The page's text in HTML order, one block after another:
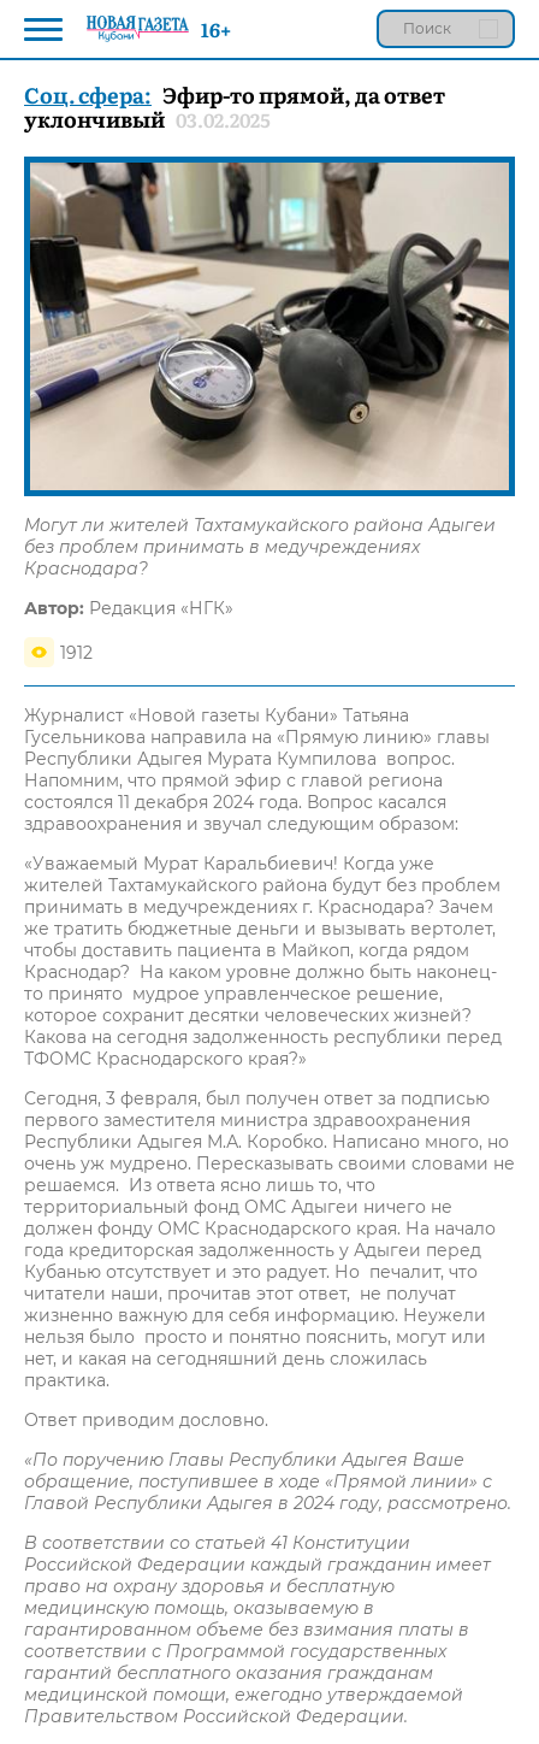
Соц. сфера: Эфир-то прямой, да ответ
уклончивый 03.02.2025
Могут ли жителей Тахтамукайского района Адыгеи
без проблем принимать в медучреждениях
Краснодара?
Автор: Редакция «НГК»
1912
Журналист «Новой газеты Кубани» Татьяна
Гусельникова направила на «Прямую линию» главы
Республики Адыгея Мурата Кумпилова вопрос.
Напомним, что прямой эфир с главой региона
состоялся 11 декабря 2024 года. Вопрос касался
здравоохранения и звучал следующим образом:
«Уважаемый Мурат Каральбиевич! Когда уже
жителей Тахтамукайского района будут без проблем
принимать в медучреждениях г. Краснодара? Зачем
же тратить бюджетные деньги и вызывать вертолет,
чтобы доставить пациента в Майкоп, когда рядом
Краснодар? На каком уровне должно быть наконец-
то принято мудрое управленческое решение,
которое сохранит десятки человеческих жизней?
Какова на сегодня задолженность республики перед
ТФОМС Краснодарского края?»
Сегодня, 3 февраля, был получен ответ за подписью
первого заместителя министра здравоохранения
Республики Адыгея М.А. Коробко. Написано много, но
очень уж мудрено. Пересказывать своими словами не
решаемся. Из ответа ясно лишь то, что
территориальный фонд ОМС Адыгеи ничего не
должен фонду ОМС Краснодарского края. На начало
года кредиторская задолженность у Адыгеи перед
Кубанью отсутствует и это радует. Но печалит, что
читатели наши, прочитав этот ответ, не получат
жизненно важную для себя информацию. Неужели
нельзя было просто и понятно пояснить, могут или
нет, и какая на сегодняшний день сложилась
практика.
Ответ приводим дословно.
«По поручению Главы Республики Адыгея Ваше
обращение, поступившее в ходе «Прямой линии» с
Главой Республики Адыгея в 2024 году, рассмотрено.
В соответствии со статьей 41 Конституции
Российской Федерации каждый гражданин имеет
право на охрану здоровья и бесплатную
медицинскую помощь, оказываемую в
гарантированном объеме без взимания платы в
соответствии с Программой государственных
гарантий бесплатного оказания гражданам
медицинской помощи, ежегодно утверждаемой
Правительством Российской Федерации.
16+